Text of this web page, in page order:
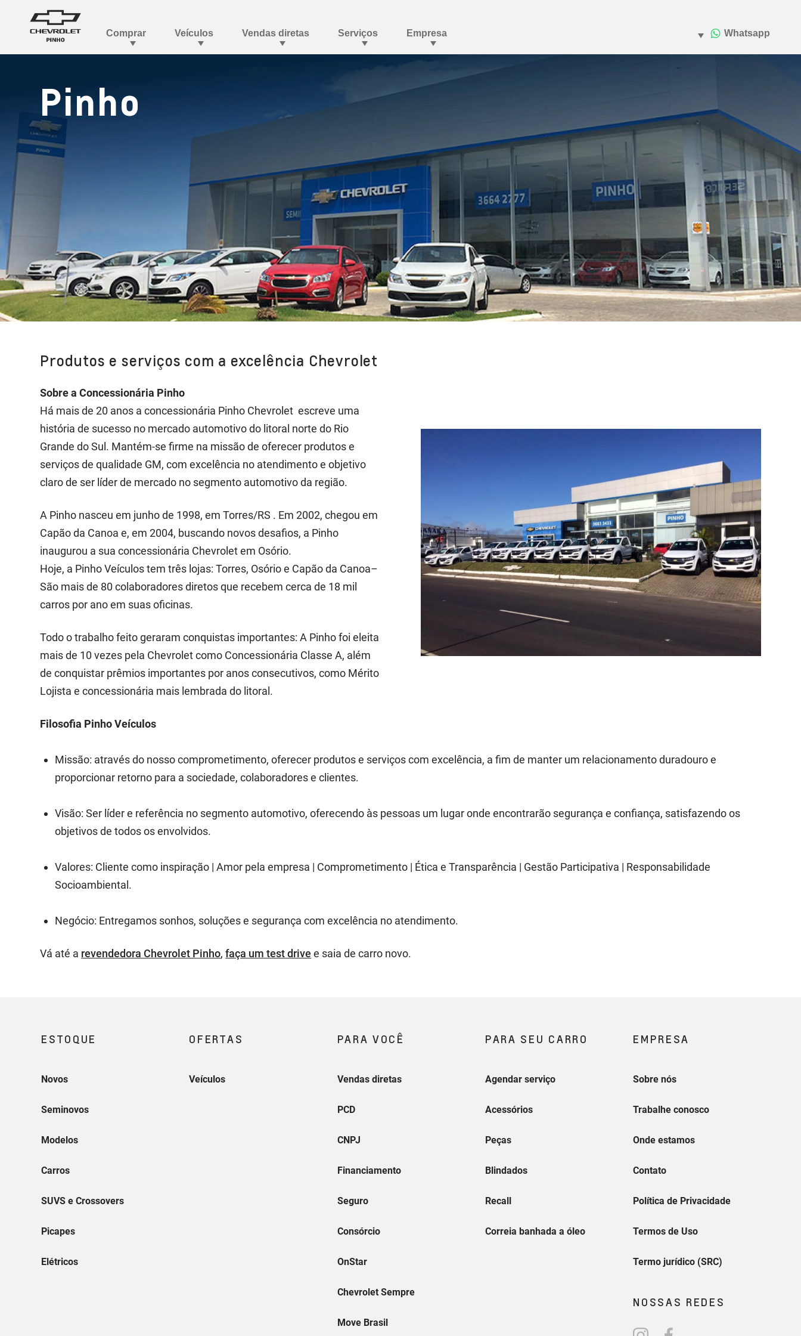
Pinho
Produtos e serviços com a excelência Chevrolet
Sobre a Concessionária Pinho
Há mais de 20 anos a concessionária Pinho Chevrolet escreve uma
história de sucesso no mercado automotivo do litoral norte do Rio
Grande do Sul. Mantém-se firme na missão de oferecer produtos e
serviços de qualidade GM, com excelência no atendimento e objetivo
claro de ser líder de mercado no segmento automotivo da região.
A Pinho nasceu em junho de 1998, em Torres/RS . Em 2002, chegou em
Capão da Canoa e, em 2004, buscando novos desafios, a Pinho
inaugurou a sua concessionária Chevrolet em Osório.
Hoje, a Pinho Veículos tem três lojas: Torres, Osório e Capão da Canoa–
São mais de 80 colaboradores diretos que recebem cerca de 18 mil
carros por ano em suas oficinas.
Todo o trabalho feito geraram conquistas importantes: A Pinho foi eleita
mais de 10 vezes pela Chevrolet como Concessionária Classe A, além
de conquistar prêmios importantes por anos consecutivos, como Mérito
Lojista e concessionária mais lembrada do litoral.
Filosofia Pinho Veículos
Missão: através do nosso comprometimento, oferecer produtos e serviços com excelência, a fim de manter um relacionamento duradouro e
proporcionar retorno para a sociedade, colaboradores e clientes.
Visão: Ser líder e referência no segmento automotivo, oferecendo às pessoas um lugar onde encontrarão segurança e confiança, satisfazendo os
objetivos de todos os envolvidos.
Valores: Cliente como inspiração | Amor pela empresa | Comprometimento | Ética e Transparência | Gestão Participativa | Responsabilidade
Socioambiental.
Negócio: Entregamos sonhos, soluções e segurança com excelência no atendimento.
Vá até a revendedora Chevrolet Pinho,faça um test drive e saia de carro novo.